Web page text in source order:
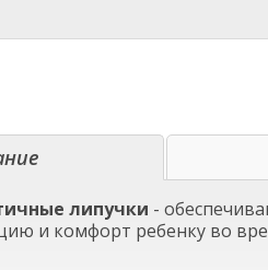
липучки -
и комфорт ребенку во